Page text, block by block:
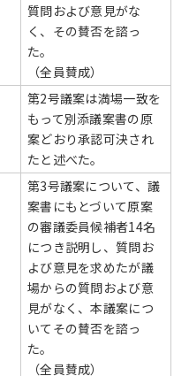
質問および意見がな
く、その賛否を諮っ
た。
（全員賛成）
第2号議案は満場一致を
もって別添議案書の原
案どおり承認可決され
たと述べた。
第3号議案について、議
案書にもとづいて原案
の審議委員候補者14名
につき説明し、質問お
よび意見を求めたが議
場からの質問および意
見がなく、本議案につ
いてその賛否を諮っ
た。
（全員賛成）